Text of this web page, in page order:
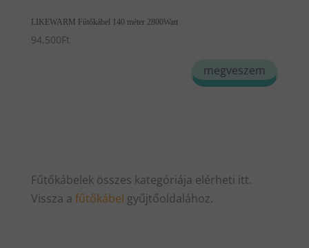
LIKEWARM Fűtőkábel 140 méter 2800Watt
94,500Ft
megveszem
Fűtőkábelek összes kategóriája elérheti itt.
Vissza a fűtőkábel gyűjtőoldalához.